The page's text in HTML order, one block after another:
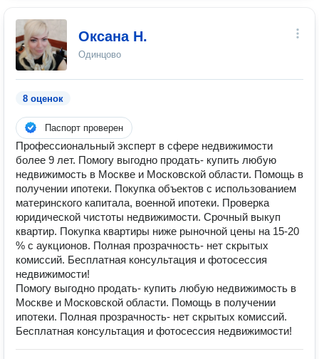
Оксана Н.
Одинцово
8 оценок
Паспорт проверен
Профессиональный эксперт в сфере недвижимости
более 9 лет. Помогу выгодно продать- купить любую
недвижимость в Москве и Московской области. Помощь в
получении ипотеки. Покупка объектов с использованием
материнского капитала, военной ипотеки. Проверка
юридической чистоты недвижимости. Срочный выкуп
квартир. Покупка квартиры ниже рыночной цены на 15-20
% с аукционов. Полная прозрачность- нет скрытых
комиссий. Бесплатная консультация и фотосессия
недвижимости!
Помогу выгодно продать- купить любую недвижимость в
Москве и Московской области. Помощь в получении
ипотеки. Полная прозрачность- нет скрытых комиссий.
Бесплатная консультация и фотосессия недвижимости!